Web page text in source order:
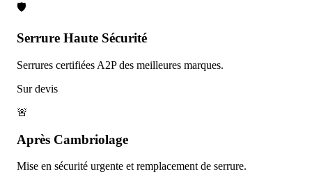
🛡️
Serrure Haute Sécurité
Serrures certifiées A2P des meilleures marques.
Sur devis
🚨
Après Cambriolage
Mise en sécurité urgente et remplacement de serrure.